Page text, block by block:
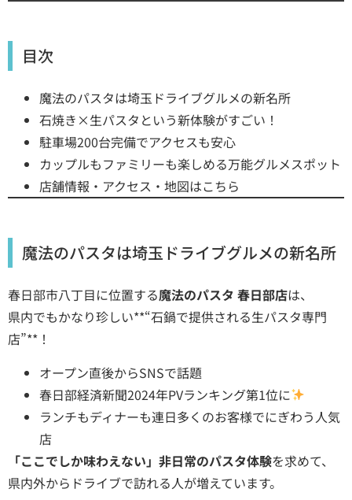
目次
魔法のパスタは埼玉ドライブグルメの新名所
石焼き×生パスタという新体験がすごい！
駐車場200台完備でアクセスも安心
カップルもファミリーも楽しめる万能グルメスポット
店舗情報・アクセス・地図はこちら
魔法のパスタは埼玉ドライブグルメの新名所
春日部市八丁目に位置する魔法のパスタ 春日部店は、
県内でもかなり珍しい**“石鍋で提供される生パスタ専門
店”**！
オープン直後からSNSで話題
春日部経済新聞2024年PVランキング第1位に
ランチもディナーも連日多くのお客様でにぎわう人気
店
「ここでしか味わえない」非日常のパスタ体験を求めて、
県内外からドライブで訪れる人が増えています。